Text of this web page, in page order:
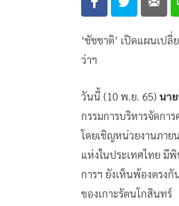
‘ชัชชาติ’ เปิดแผนเป
ว่าฯ
วันนี้ (10 พ.ย. 65) นา
กรรมการบริหารจัดกา
โดยเชิญหน่วยงานภาย
แห่งในประเทศไทย มี
การฯ ยังเห็นพ้องตรงกั
ของเกาะรัตนโกสินทร์